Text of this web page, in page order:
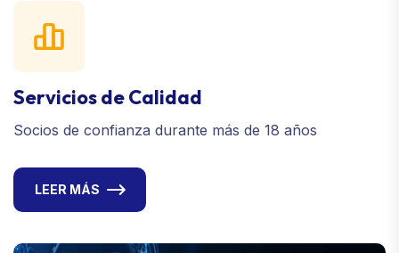
Servicios de Calidad
Socios de confianza durante más de 18 años
LEER MÁS